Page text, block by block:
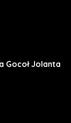
Gocoł Jolanta